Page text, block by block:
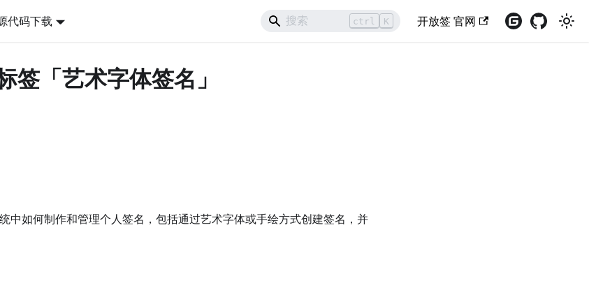
代码下载 ctrl K 开放签 官网
签「艺术字体签名」
中如何制作和管理个人签名，包括通过艺术字体或手绘方式创建签名，并